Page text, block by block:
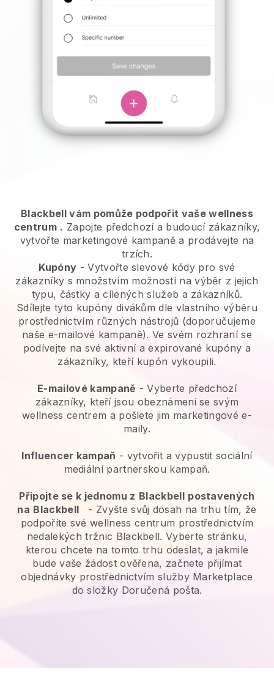
Blackbell vám pomůže podpořit vaše wellness
centrum . Zapojte předchozí a budoucí zákazníky,
vytvořte marketingové kampaně a prodávejte na
trzích.
Kupóny - Vytvořte slevové kódy pro své
zákazníky s množstvím možností na výběr z jejich
typu, částky a cílených služeb a zákazníků.
Sdílejte tyto kupóny divákům dle vlastního výběru
prostřednictvím různých nástrojů (doporučujeme
naše e-mailové kampaně). Ve svém rozhraní se
podívejte na své aktivní a expirované kupóny a
zákazníky, kteří kupón vykoupili.
E-mailové kampaně -Vyberte předchozí
zákazníky, kteří jsou obeznámeni se svým
wellness centrem a pošlete jim marketingové e-
maily.
Influencer kampaň - vytvořit a vypustit sociální
mediální partnerskou kampaň.
Připojte se k jednomu z Blackbell postavených
na Blackbell - Zvyšte svůj dosah na trhu tím, že
podpoříte své wellness centrum prostřednictvím
nedalekých tržnic Blackbell. Vyberte stránku,
kterou chcete na tomto trhu odeslat, a jakmile
bude vaše žádost ověřena, začnete přijímat
objednávky prostřednictvím služby Marketplace
do složky Doručená pošta.